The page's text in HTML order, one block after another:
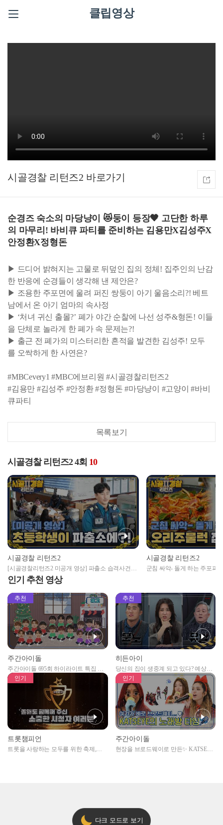
클립영상
시골경찰 리턴즈2
순경즈 숙소의 마당냥이 😻둥이 등장🖤 고단한 하루
의 마무리! 바비큐 파티를 준비하는 김용만X김성주X
안정환X정형돈
▶ 드디어 밝혀지는 고물로 뒤덮인 집의 정체! 집주인의 난감
한 반응에 순경들이 생각해 낸 제안은?
▶ 조용한 주포면에 울려 퍼진 쌍둥이 아기 울음소리?! 베트
남에서 온 아기 엄마의 속사정
▶ ‘처녀 귀신 출몰?’ 폐가 야간 순찰에 나선 성주&형돈! 이들
을 단체로 놀라게 한 폐가 속 문제는?!
▶ 출근 전 폐가의 미스터리한 흔적을 발견한 김성주! 모두
를 오싹하게 한 사연은?
#MBCevery1 #MBC에브리원 #시골경찰리턴즈2
#김용만 #김성주 #안정환 #정형돈 #마당냥이 #고양이 #바비
큐파티
목록보기
시골경찰 리턴즈2 4회 10
시골경찰 리턴즈2
[시골경찰리턴즈2 미공개 영상] 파출소 습격사건
(feat.초등학생)
시골경찰 리턴즈2
군침 싸악- 돌게 하는 주포파
인기 추천 영상
추천
주간아이돌
주간아이돌 695회 하이라이트 특집 남
자아이돌편 예고
추천
히든아이
당신의 집이 생중계 되고 있다? 예상치
못한 곳에서 일어나는 불법촬영 범죄!
인기
트롯챔피언
트롯을 사랑하는 모두를 위한 축제,
인기
주간아이돌
현장을 브로드웨이로 만든✨ KATSEYE
다크 모드로 보기